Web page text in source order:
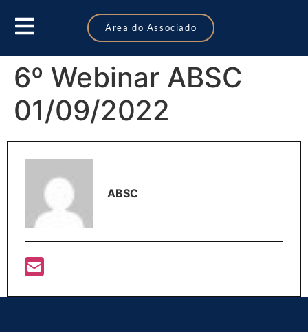
Área do Associado
6º Webinar ABSC
01/09/2022
ABSC